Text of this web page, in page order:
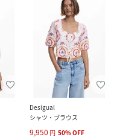
Desigual
シャツ・ブラウス
9,950 円 50%OFF